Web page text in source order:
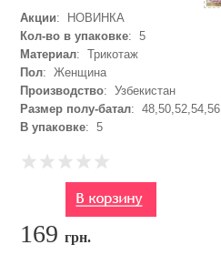
Акции: НОВИНКА
Кол-во в упаковке: 5
Материал: Трикотаж
Пол: Женщина
Производство: Узбекистан
Размер полу-батал: 48,50,52,54,56
В упаковке: 5
169грн.